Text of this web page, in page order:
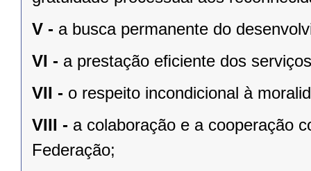
V - a busca permanente do
VI - a prestação eﬁciente dos
VII - o respeito incondicional à
VIII - a colaboração e a cooperação
Federação;